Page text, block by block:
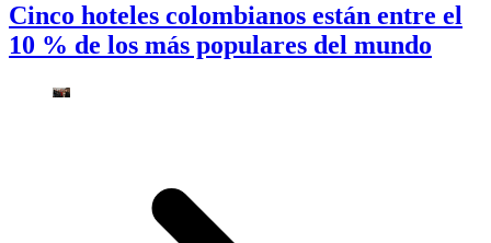
Cinco hoteles colombianos están entre el
10 % de los más populares del mundo